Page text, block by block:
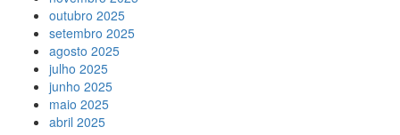
outubro 2025
setembro 2025
agosto 2025
julho 2025
junho 2025
maio 2025
abril 2025